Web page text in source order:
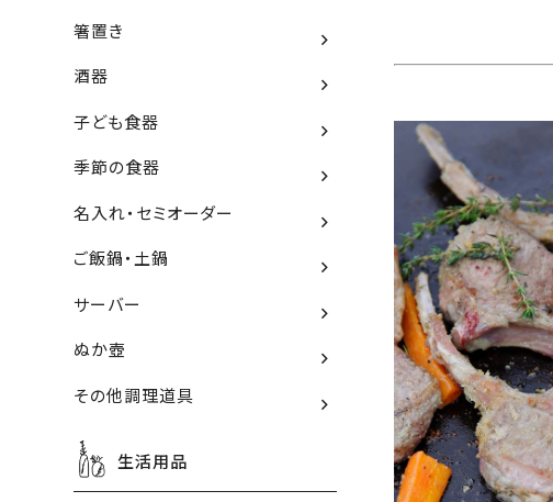
箸置き
酒器
子ども食器
季節の食器
名入れ・セミオーダー
ご飯鍋・土鍋
サーバー
ぬか壺
その他調理道具
生活用品